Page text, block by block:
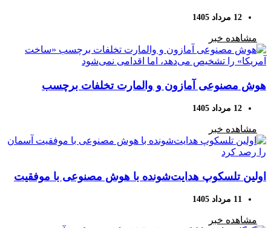
12 مرداد 1405
مشاهده خبر
هوش مصنوعی آمازون و والمارت تخلفات برچسب
«ساخت آمریکا» را تشخیص می‌دهد، اما اقدامی نمی‌شود
12 مرداد 1405
مشاهده خبر
اولین تلسکوپ هدایت‌شونده با هوش مصنوعی با موفقیت
آسمان را رصد کرد
11 مرداد 1405
مشاهده خبر